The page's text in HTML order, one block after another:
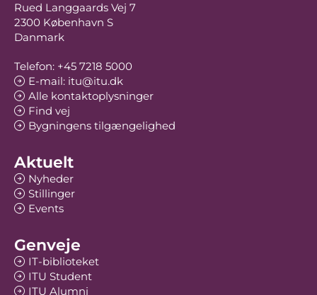
Rued Langgaards Vej 7
2300 København S
Danmark
Telefon: +45 7218 5000
E-mail: itu@itu.dk
Alle kontaktoplysninger
Find vej
Bygningens tilgængelighed
Aktuelt
Nyheder
Stillinger
Events
Genveje
IT-biblioteket
ITU Student
ITU Alumni